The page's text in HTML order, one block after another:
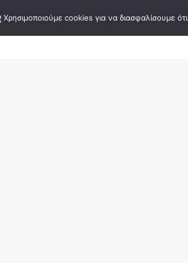
Κατάλογος εκδόσεων
Χρησιμοποιούμε cookies για να διασφαλίσουμε